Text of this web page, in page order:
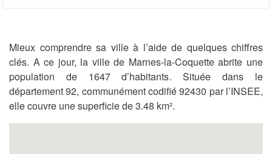
Mieux comprendre sa ville à l’aide de quelques chiffres
clés. A ce jour, la ville de Marnes-la-Coquette abrite une
population de 1647 d’habitants. Située dans le
département 92, communément codifié 92430 par l’INSEE,
elle couvre une superficie de 3.48 km².